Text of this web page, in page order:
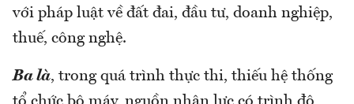
với pháp luật về đất đai, đầu tư, doanh nghiệp,
thuế, công nghệ.
Ba là, trong quá trình thực thi, thiếu hệ thống